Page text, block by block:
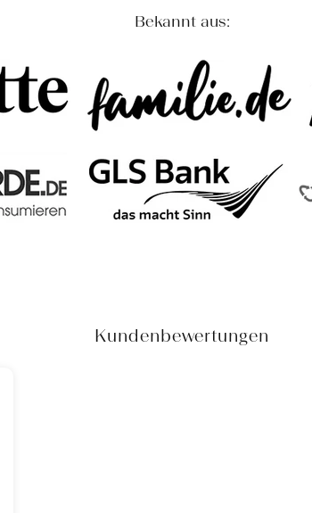
Bekannt aus:
Kundenbewertungen